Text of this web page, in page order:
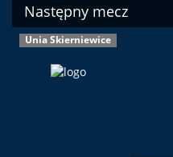
Następny mecz
Unia Skierniewice